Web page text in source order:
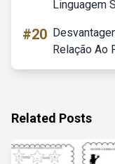
Linguagem
#20
Relação Ao
Related Posts